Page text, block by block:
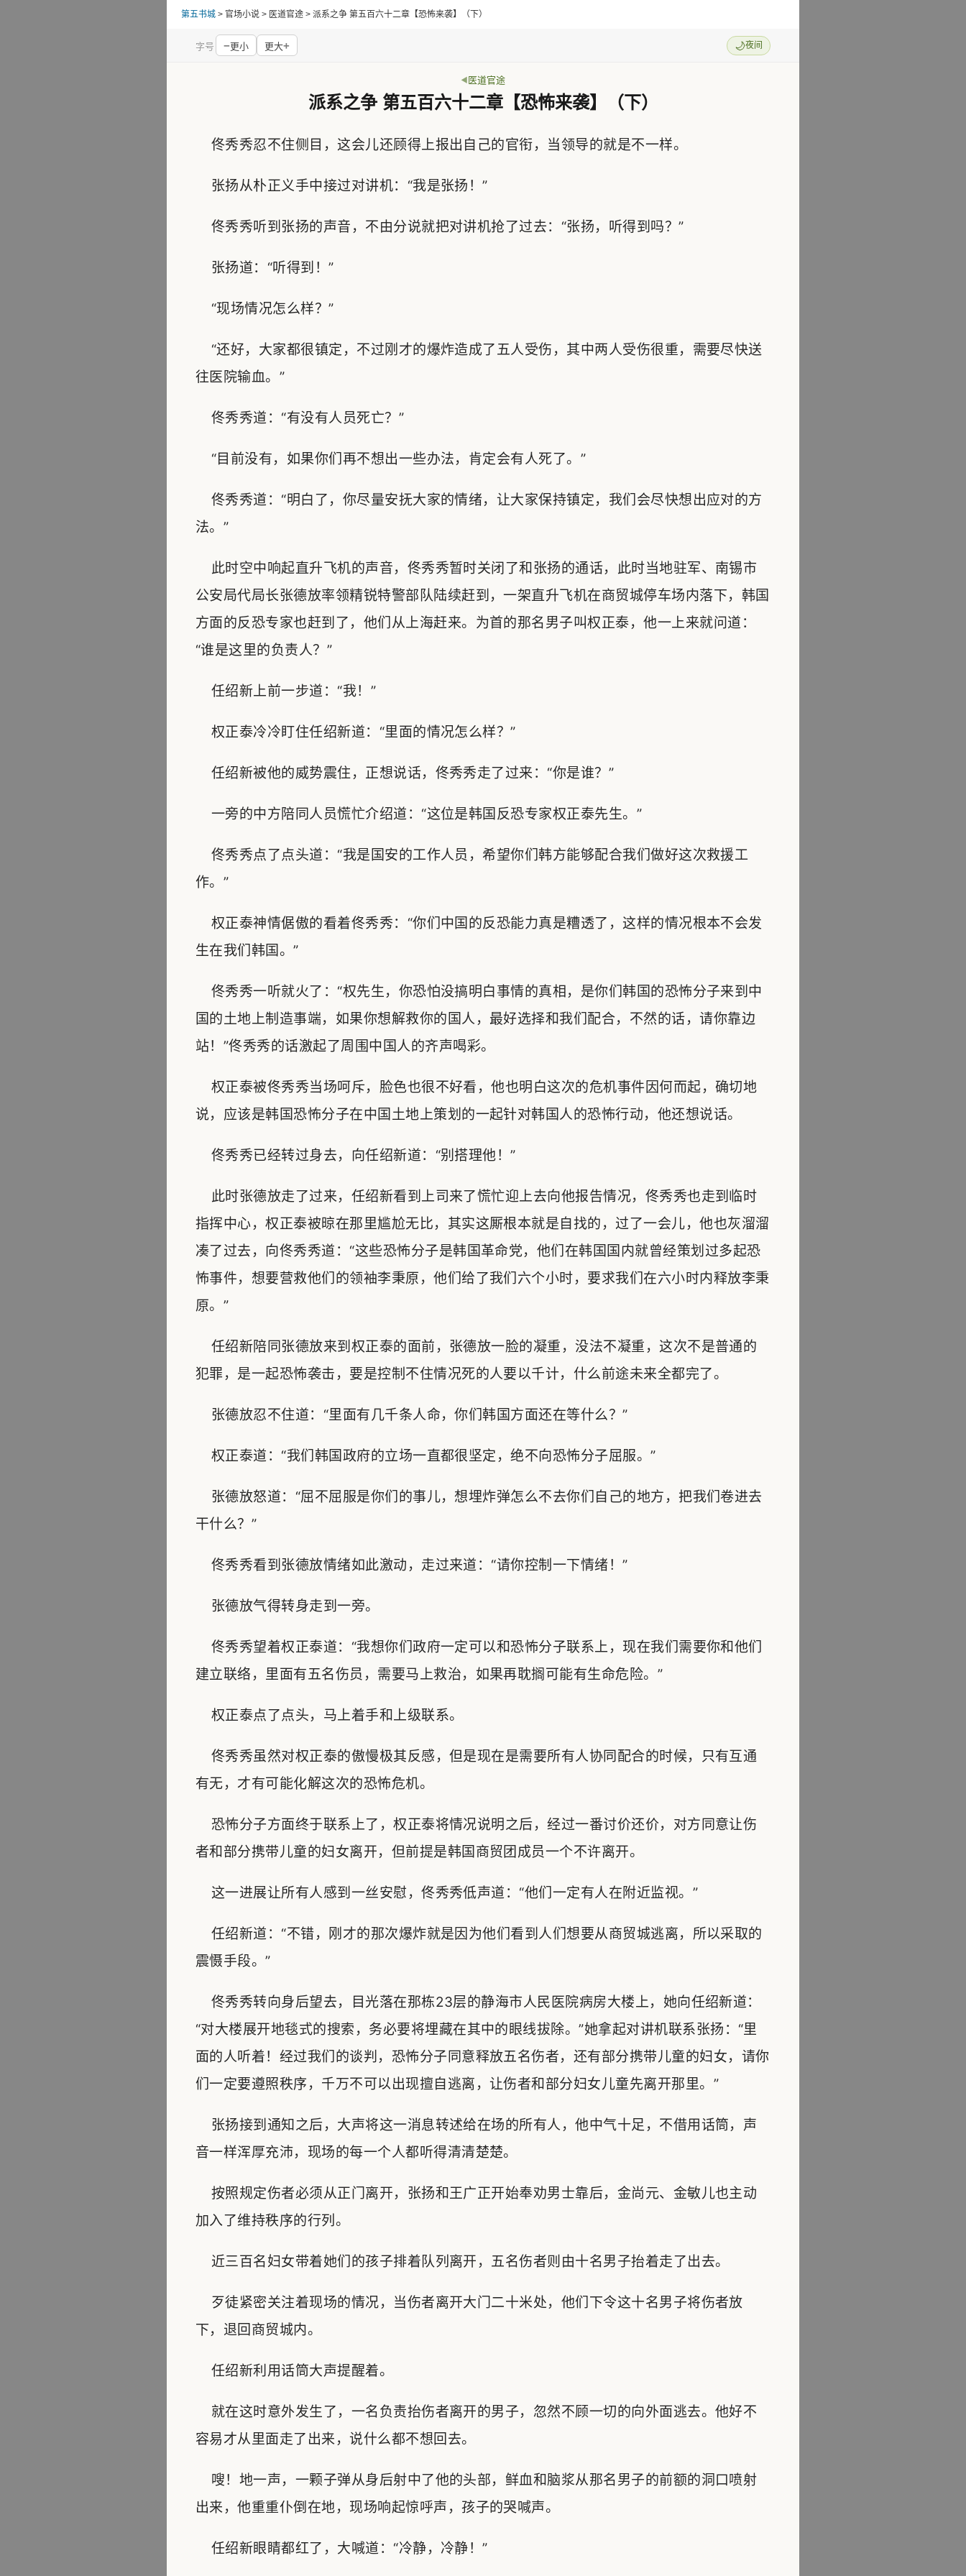
第五书城 > 官场小说 > 医道官途 > 派系之争 第五百六十二章【恐怖来袭】（下）
字号 −更小 更大+ 🌙夜间
医道官途
派系之争 第五百六十二章【恐怖来袭】（下）
佟秀秀忍不住侧目，这会儿还顾得上报出自己的官衔，当领导的就是不一样。
张扬从朴正义手中接过对讲机：“我是张扬！”
佟秀秀听到张扬的声音，不由分说就把对讲机抢了过去：“张扬，听得到吗？”
张扬道：“听得到！”
“现场情况怎么样？”
“还好，大家都很镇定，不过刚才的爆炸造成了五人受伤，其中两人受伤很重，需要尽快送
往医院输血。”
佟秀秀道：“有没有人员死亡？”
“目前没有，如果你们再不想出一些办法，肯定会有人死了。”
佟秀秀道：“明白了，你尽量安抚大家的情绪，让大家保持镇定，我们会尽快想出应对的方
法。”
此时空中响起直升飞机的声音，佟秀秀暂时关闭了和张扬的通话，此时当地驻军、南锡市
公安局代局长张德放率领精锐特警部队陆续赶到，一架直升飞机在商贸城停车场内落下，韩国
方面的反恐专家也赶到了，他们从上海赶来。为首的那名男子叫权正泰，他一上来就问道：
“谁是这里的负责人？”
任绍新上前一步道：“我！”
权正泰冷冷盯住任绍新道：“里面的情况怎么样？”
任绍新被他的威势震住，正想说话，佟秀秀走了过来：“你是谁？”
一旁的中方陪同人员慌忙介绍道：“这位是韩国反恐专家权正泰先生。”
佟秀秀点了点头道：“我是国安的工作人员，希望你们韩方能够配合我们做好这次救援工
作。”
权正泰神情倨傲的看着佟秀秀：“你们中国的反恐能力真是糟透了，这样的情况根本不会发
生在我们韩国。”
佟秀秀一听就火了：“权先生，你恐怕没搞明白事情的真相，是你们韩国的恐怖分子来到中
国的土地上制造事端，如果你想解救你的国人，最好选择和我们配合，不然的话，请你靠边
站！”佟秀秀的话激起了周围中国人的齐声喝彩。
权正泰被佟秀秀当场呵斥，脸色也很不好看，他也明白这次的危机事件因何而起，确切地
说，应该是韩国恐怖分子在中国土地上策划的一起针对韩国人的恐怖行动，他还想说话。
佟秀秀已经转过身去，向任绍新道：“别搭理他！”
此时张德放走了过来，任绍新看到上司来了慌忙迎上去向他报告情况，佟秀秀也走到临时
指挥中心，权正泰被晾在那里尴尬无比，其实这厮根本就是自找的，过了一会儿，他也灰溜溜
凑了过去，向佟秀秀道：“这些恐怖分子是韩国革命党，他们在韩国国内就曾经策划过多起恐
怖事件，想要营救他们的领袖李秉原，他们给了我们六个小时，要求我们在六小时内释放李秉
原。”
任绍新陪同张德放来到权正泰的面前，张德放一脸的凝重，没法不凝重，这次不是普通的
犯罪，是一起恐怖袭击，要是控制不住情况死的人要以千计，什么前途未来全都完了。
张德放忍不住道：“里面有几千条人命，你们韩国方面还在等什么？”
权正泰道：“我们韩国政府的立场一直都很坚定，绝不向恐怖分子屈服。”
张德放怒道：“屈不屈服是你们的事儿，想埋炸弹怎么不去你们自己的地方，把我们卷进去
干什么？”
佟秀秀看到张德放情绪如此激动，走过来道：“请你控制一下情绪！”
张德放气得转身走到一旁。
佟秀秀望着权正泰道：“我想你们政府一定可以和恐怖分子联系上，现在我们需要你和他们
建立联络，里面有五名伤员，需要马上救治，如果再耽搁可能有生命危险。”
权正泰点了点头，马上着手和上级联系。
佟秀秀虽然对权正泰的傲慢极其反感，但是现在是需要所有人协同配合的时候，只有互通
有无，才有可能化解这次的恐怖危机。
恐怖分子方面终于联系上了，权正泰将情况说明之后，经过一番讨价还价，对方同意让伤
者和部分携带儿童的妇女离开，但前提是韩国商贸团成员一个不许离开。
这一进展让所有人感到一丝安慰，佟秀秀低声道：“他们一定有人在附近监视。”
任绍新道：“不错，刚才的那次爆炸就是因为他们看到人们想要从商贸城逃离，所以采取的
震慑手段。”
佟秀秀转向身后望去，目光落在那栋23层的静海市人民医院病房大楼上，她向任绍新道：
“对大楼展开地毯式的搜索，务必要将埋藏在其中的眼线拔除。”她拿起对讲机联系张扬：“里
面的人听着！经过我们的谈判，恐怖分子同意释放五名伤者，还有部分携带儿童的妇女，请你
们一定要遵照秩序，千万不可以出现擅自逃离，让伤者和部分妇女儿童先离开那里。”
张扬接到通知之后，大声将这一消息转述给在场的所有人，他中气十足，不借用话筒，声
音一样浑厚充沛，现场的每一个人都听得清清楚楚。
按照规定伤者必须从正门离开，张扬和王广正开始奉劝男士靠后，金尚元、金敏儿也主动
加入了维持秩序的行列。
近三百名妇女带着她们的孩子排着队列离开，五名伤者则由十名男子抬着走了出去。
歹徒紧密关注着现场的情况，当伤者离开大门二十米处，他们下令这十名男子将伤者放
下，退回商贸城内。
任绍新利用话筒大声提醒着。
就在这时意外发生了，一名负责抬伤者离开的男子，忽然不顾一切的向外面逃去。他好不
容易才从里面走了出来，说什么都不想回去。
嗖！地一声，一颗子弹从身后射中了他的头部，鲜血和脑浆从那名男子的前额的洞口喷射
出来，他重重仆倒在地，现场响起惊呼声，孩子的哭喊声。
任绍新眼睛都红了，大喊道：“冷静，冷静！”